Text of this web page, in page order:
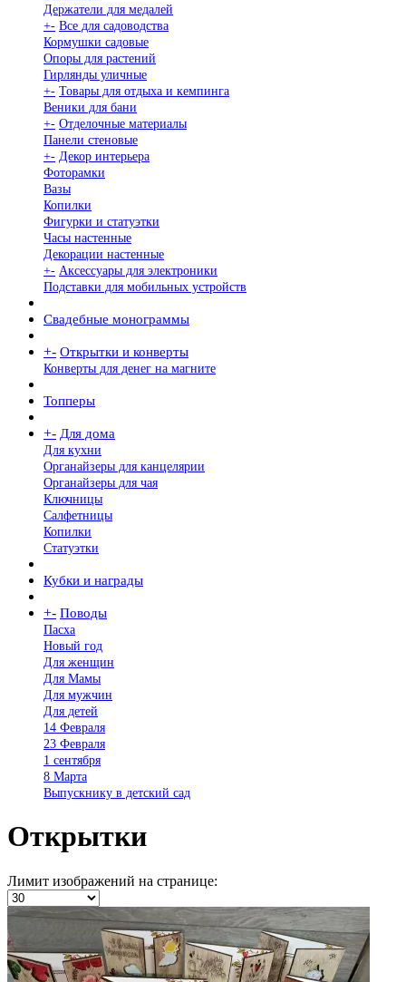
Держатели для медалей
+- Все для садоводства
Кормушки садовые
Опоры для растений
Гирлянды уличные
+- Товары для отдыха и кемпинга
Веники для бани
+- Отделочные материалы
Панели стеновые
+- Декор интерьера
Фоторамки
Вазы
Копилки
Фигурки и статуэтки
Часы настенные
Декорации настенные
+- Аксессуары для электроники
Подставки для мобильных устройств
Свадебные монограммы
+- Открытки и конверты
Конверты для денег на магните
Топперы
+- Для дома
Для кухни
Органайзеры для канцелярии
Органайзеры для чая
Ключницы
Салфетницы
Копилки
Статуэтки
Кубки и награды
+- Поводы
Пасха
Новый год
Для женщин
Для Мамы
Для мужчин
Для детей
14 Февраля
23 Февраля
1 сентября
8 Марта
Выпускнику в детский сад
Открытки
Лимит изображений на странице: